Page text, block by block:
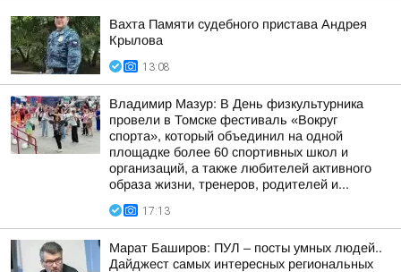
Вахта Памяти судебного пристава Андрея
Крылова
13:08
Владимир Мазур: В День физкультурника
провели в Томске фестиваль «Вокруг
спорта», который объединил на одной
площадке более 60 спортивных школ и
организаций, а также любителей активного
образа жизни, тренеров, родителей и...
17:13
Марат Баширов: ПУЛ – посты умных людей..
Дайджест самых интересных региональных